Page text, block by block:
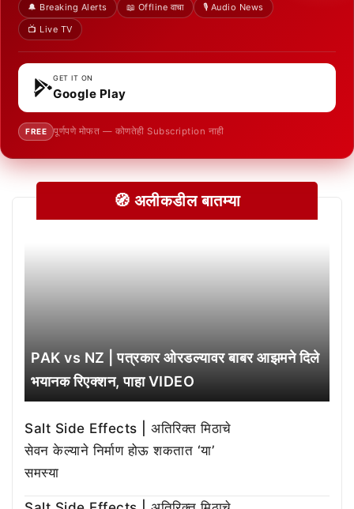
🔔 Breaking Alerts 📖 Offline वाचा
🎙️ Audio News
📺 Live TV
GET IT ON
Google Play
FREE पूर्णपणे मोफत — कोणतेही Subscription नाही
🧭 अलीकडील बातम्या
PAK vs NZ | पत्रकार ओरडल्यावर बाबर आझमने दिले
भयानक रिएक्शन, पाहा VIDEO
Salt Side Effects | अतिरिक्त मिठाचे
सेवन केल्याने निर्माण होऊ शकतात ‘या’
समस्या